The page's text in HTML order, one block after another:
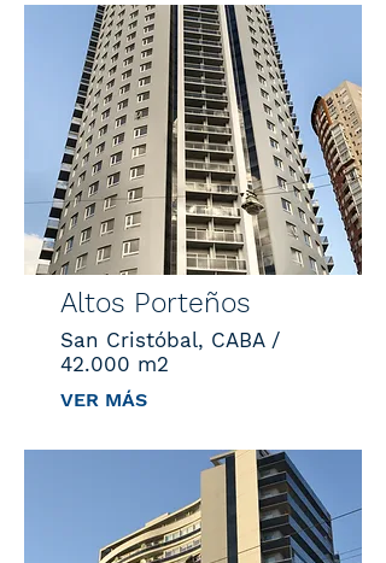
Altos Porteños
San Cristóbal, CABA /
42.000 m2
VER MÁS